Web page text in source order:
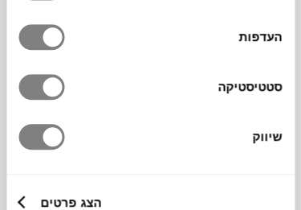
העדפות
סטטיסטיקה
שיווק
הצג פרטים
שממציאה את עצמה מחדש בכל יצירה. כסא זה
הוא חלק מקולקציה שלמה
שיצרה – STRAW. העשוייה אלומיניום וחבל